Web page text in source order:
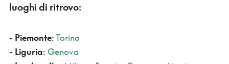
luoghi di ritrovo:
- Piemonte:Torino
- Liguria: Genova